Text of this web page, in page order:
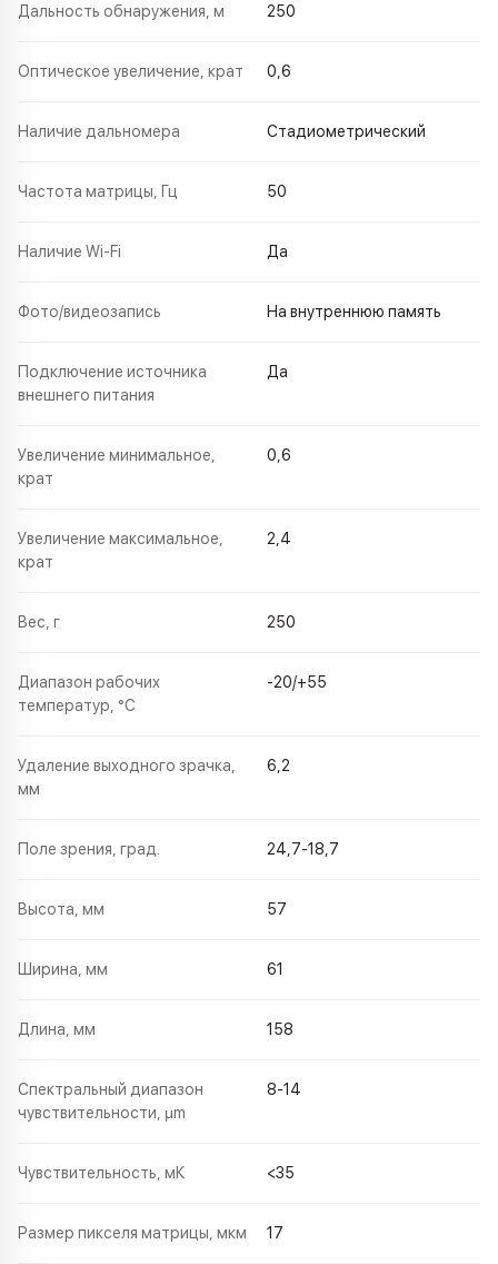
Дальность обнаружения, м 250
Оптическое увеличение, крат 0,6
Наличие дальномера Стадиометрический
Частота матрицы, Гц 50
Наличие Wi-Fi Да
Фото/видеозапись На внутреннюю память
Подключение источника
внешнего питания
Да
Увеличение минимальное,
крат
0,6
Увеличение максимальное,
крат
2,4
Вес, г 250
Диапазон рабочих
температур, °C
-20/+55
Удаление выходного зрачка,
мм
6,2
Поле зрения, град. 24,7-18,7
Высота, мм 57
Ширина, мм 61
Длина, мм 158
Спектральный диапазон
чувствительности, μm
8-14
Чувствительность, мК <35
Размер пикселя матрицы, мкм 17